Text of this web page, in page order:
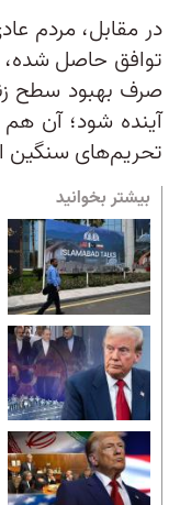
در مقابل، مردم
توافق حاصل شده،
صرف بهبود سطح
آینده شود؛ آن
تحریم‌های سنگین
بیشتر بخوانید